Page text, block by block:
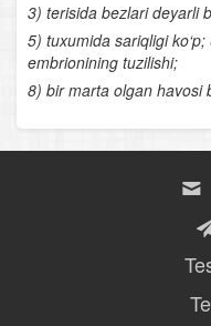
Suvda hamda
rivojlanishi va kelib
Sudralib yuruvchilar
Qushlarning
Qushlarning
Qushlar sistematikasi
3) terisida bezlari deyarli
5) tuxumida sariqligi
embrionining tuzilishi;
8) bir marta olgan havosi